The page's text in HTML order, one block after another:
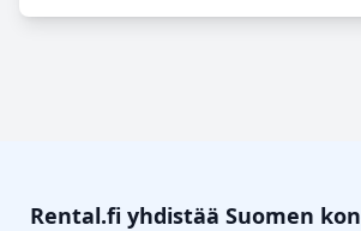
Rental.fi yhdistää Suomen